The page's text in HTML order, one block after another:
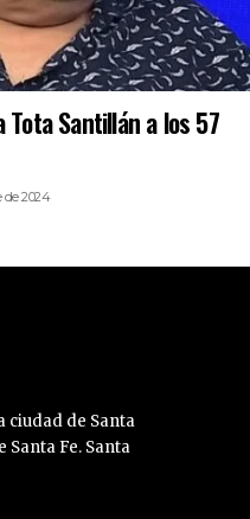
Santillán a los 57
de 2024
ciudad de Santa
Santa Fe. Santa